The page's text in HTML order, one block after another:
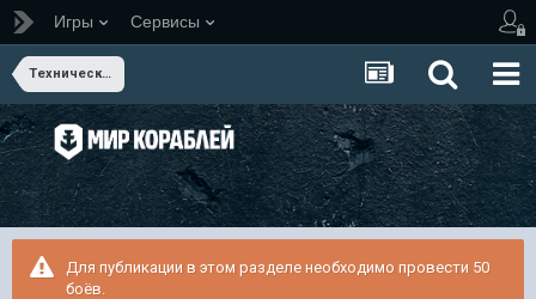
Игры Сервисы
Технические вопросы
Для публикации в этом разделе необходимо провести 50
боёв.